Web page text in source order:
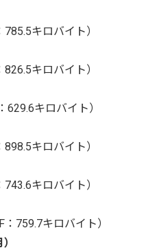
785.5キロバイト）
826.5キロバイト）
629.6キロバイト）
898.5キロバイト）
743.6キロバイト）
：759.7キロバイト）